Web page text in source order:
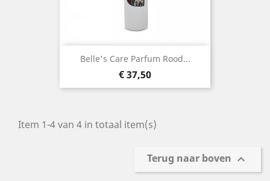
Belle's Care Parfum Rood...
Prijs
€ 37,50
Item 1-4 van 4 in totaal item(s)
Terug naar boven 